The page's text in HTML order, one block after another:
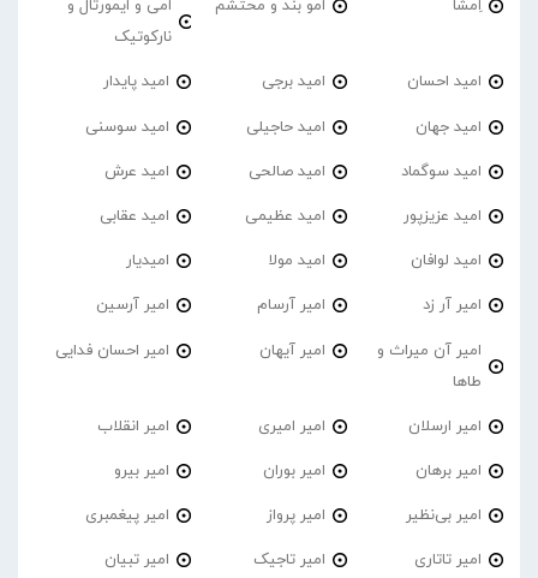
اِمشا امو بند و محتشم
امی و ایمورتال و
نارکوتیک
امید احسان امید برجی امید پایدار
امید جهان امید حاجیلی امید سوسنی
امید سوگماد امید صالحی امید عرش
امید عزیزپور امید عظیمی امید عقابی
امید لوافان امید مولا امیدیار
امیر آر زد امیر آرسام امیر آرسین
امیر آن میراث و
طاها
امیر آیهان امیر احسان فدایی
امیر ارسلان امیر امیری امیر انقلاب
امیر برهان امیر‌ بوران امیر بیرو
امیر بی‌نظیر امیر پرواز امیر پیغمبری
امیر تاتاری امیر تاجیک امیر تبیان